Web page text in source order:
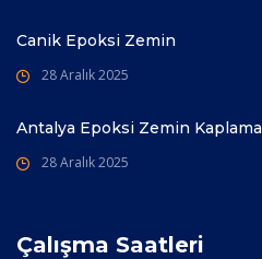
Canik Epoksi Zemin
28 Aralık 2025
Antalya Epoksi Zemin Kaplama
28 Aralık 2025
Çalışma Saatleri